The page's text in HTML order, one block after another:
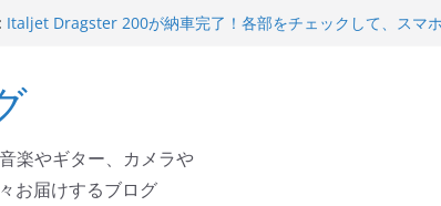
Italjet Dragster 200のフロントISSサスの動きが判ったらコーナ
リングが楽しくなった
Jeff Beck 逝去
Ken Block 逝去
フェクターが返礼品でもらえる！
楽やギター、カメラや
お届けするブログ